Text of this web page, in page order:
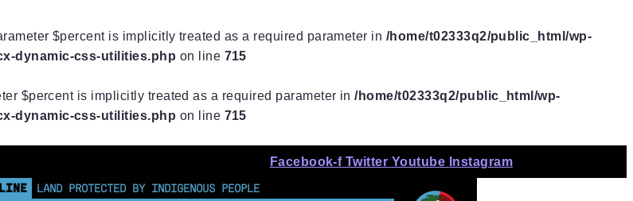
$percent is implicitly treated as a required parameter in /home/t02333q2/public_html/wp-
dynamic-css-utilities.php on line 715
$percent is implicitly treated as a required parameter in/home/t02333q2/public_html/wp-
dynamic-css-utilities.php on line 715
Facebook-f Twitter Youtube Instagram
LOSS & DAMAGE OWED BY G7 NATIONS